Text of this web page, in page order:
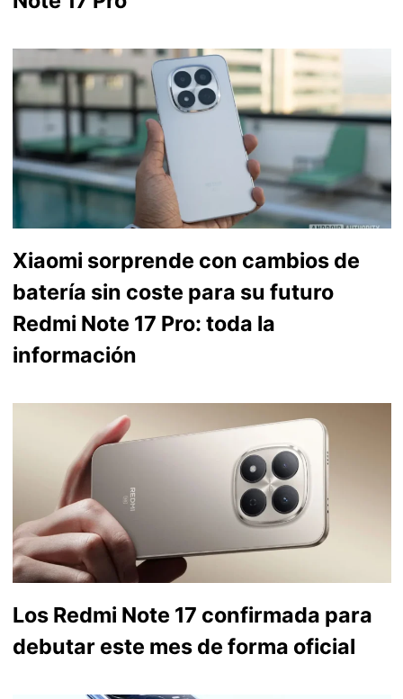
Xiaomi sorprende con cambios de
batería sin coste para su futuro
Redmi Note 17 Pro: toda la
información
Los Redmi Note 17 confirmada para
debutar este mes de forma oficial